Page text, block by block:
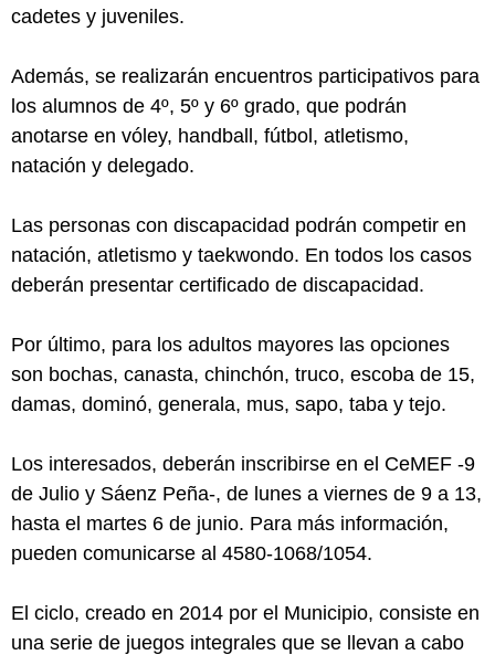
cadetes y juveniles.
Además, se realizarán encuentros participativos para
los alumnos de 4º, 5º y 6º grado, que podrán
anotarse en vóley, handball, fútbol, atletismo,
natación y delegado.
Las personas con discapacidad podrán competir en
natación, atletismo y taekwondo. En todos los casos
deberán presentar certificado de discapacidad.
Por último, para los adultos mayores las opciones
son bochas, canasta, chinchón, truco, escoba de 15,
damas, dominó, generala, mus, sapo, taba y tejo.
Los interesados, deberán inscribirse en el CeMEF -9
de Julio y Sáenz Peña-, de lunes a viernes de 9 a 13,
hasta el martes 6 de junio. Para más información,
pueden comunicarse al 4580-1068/1054.
El ciclo, creado en 2014 por el Municipio, consiste en
una serie de juegos integrales que se llevan a cabo